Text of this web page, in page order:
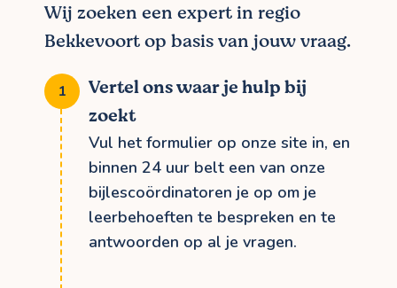
Wij zoeken een expert in regio
Bekkevoort op basis van jouw vraag.
Vertel ons waar je hulp bij
zoekt
Vul het formulier op onze site in, en
binnen 24 uur belt een van onze
bijlescoördinatoren je op om je
leerbehoeften te bespreken en te
antwoorden op al je vragen.